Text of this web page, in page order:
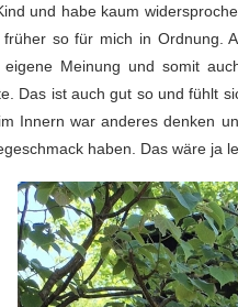
und habe kaum
so für mich in Ordnung.
Meinung und somit
Das ist auch gut so und fühlt
Innern war anderes denken
haben. Das wäre ja